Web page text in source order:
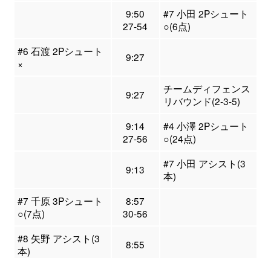
9:50
27-54
#7 小田 2Pシュート
○(6点)
#6 石渡 2Pシュート
×
9:27
9:27
チームディフェンス
リバウンド(2-3-5)
9:14
27-56
#4 小澤 2Pシュート
○(24点)
9:13
#7 小田 アシスト(3
本)
#7 千原 3Pシュート
○(7点)
8:57
30-56
#8 矢野 アシスト(3
本)
8:55